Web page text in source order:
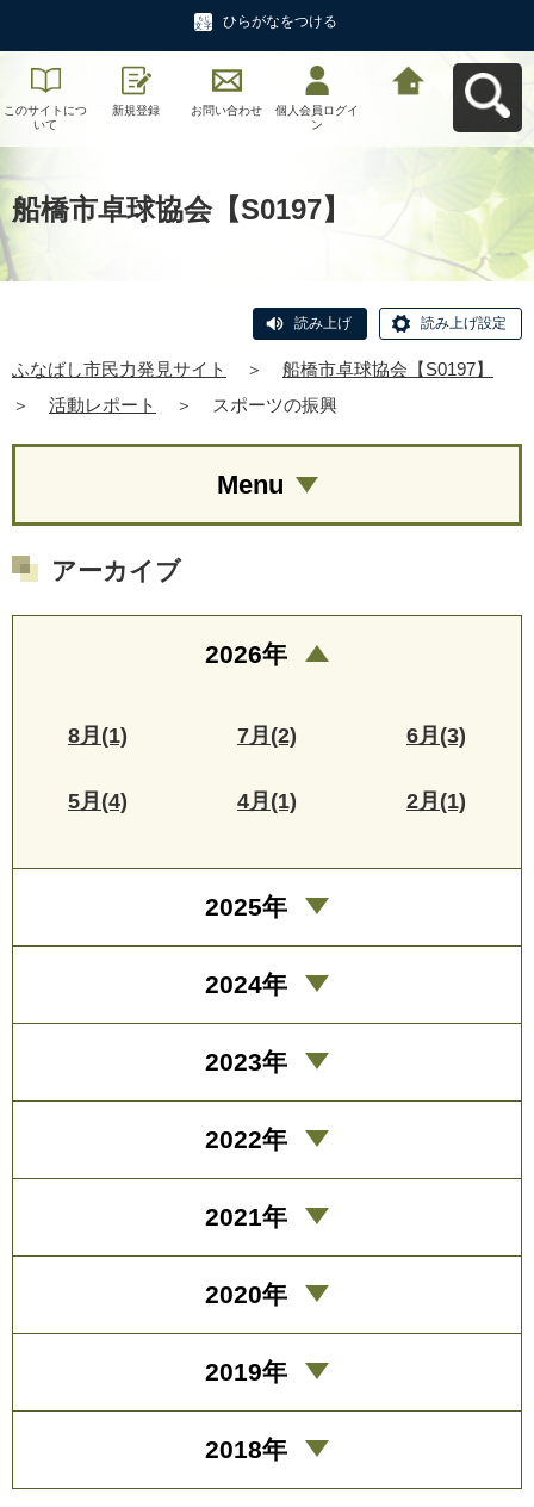
ひらがなをつける
このサイトにつ
いて
新規登録 お問い合わせ
個人会員ログイ
ン
船橋市卓球協会【S0197】
読み上げ 読み上げ設定
ふなばし市民力発見サイト ＞
船橋市卓球協会【S0197】
＞
活動レポート ＞ スポーツの振興
Menu
アーカイブ
2026年
8月(1) 7月(2) 6月(3)
5月(4) 4月(1) 2月(1)
2025年
2024年
2023年
2022年
2021年
2020年
2019年
2018年